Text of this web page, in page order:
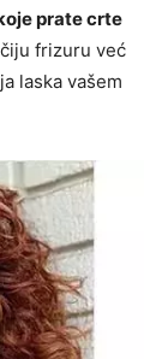
prate crte
frizuru već
laska vašem